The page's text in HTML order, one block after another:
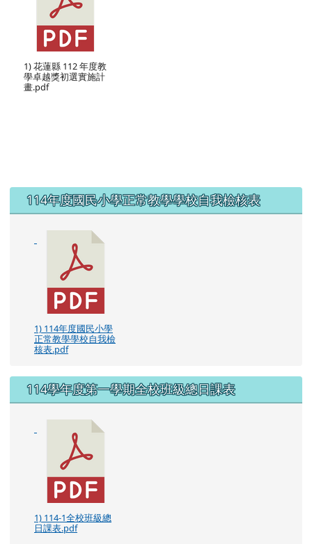
1) 花蓮縣 112 年度教
學卓越獎初選實施計
畫.pdf
左邊區域內容
114年度國民小學正常教學學校自我檢核表
1) 114年度國民小學
正常教學學校自我檢
核表.pdf
114學年度第一學期全校班級總日課表
1) 114-1全校班級總
日課表.pdf